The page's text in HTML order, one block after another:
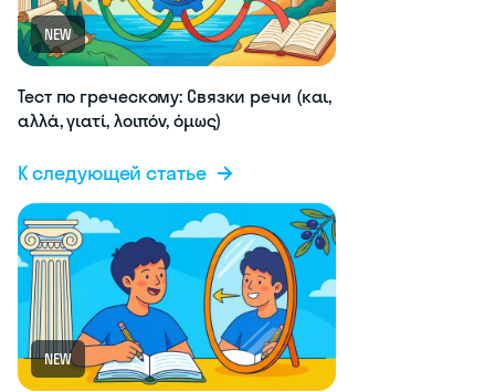
NEW
Тест по греческому: Связки речи (και,
αλλά, γιατί, λοιπόν, όμως)
К следующей статье
NEW